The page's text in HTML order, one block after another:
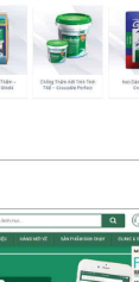
CHI TIẾT
XEM THỰC TẾ